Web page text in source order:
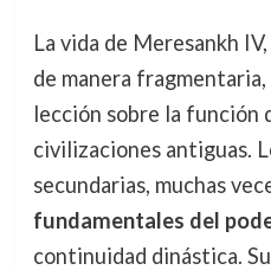
La vida de Meresankh
de manera
lección sobre la función
civilizaciones antiguas.
secundarias, muchas
fundamentales del
continuidad dinástica.